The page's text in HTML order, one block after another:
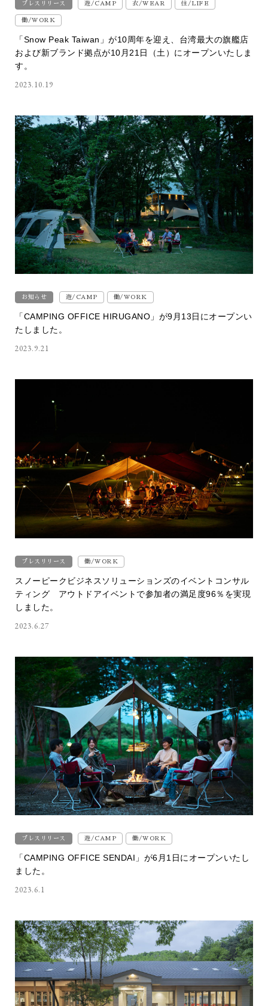
プレスリリース 遊/CAMP 衣/WEAR 住/LIFE
働/WORK
「Snow Peak Taiwan」が10周年を迎え、台湾最大の旗艦店
および新ブランド拠点が10月21日（土）にオープンいたしま
す。
2023.10.19
お知らせ 遊/CAMP 働/WORK
「CAMPING OFFICE HIRUGANO」が9月13日にオープンい
たしました。
2023.9.21
プレスリリース 働/WORK
スノーピークビジネスソリューションズのイベントコンサル
ティング アウトドアイベントで参加者の満足度96％を実現
しました。
2023.6.27
プレスリリース 遊/CAMP 働/WORK
「CAMPING OFFICE SENDAI」が6月1日にオープンいたし
ました。
2023.6.1